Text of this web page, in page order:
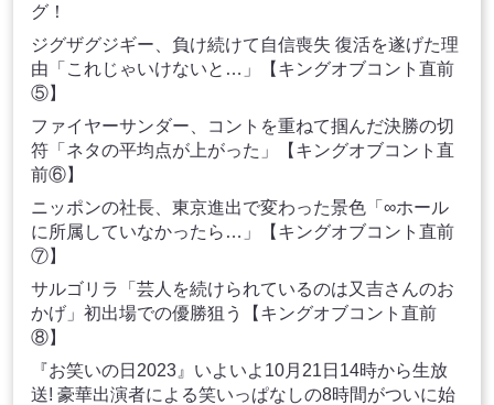
グ！
ジグザグジギー、負け続けて自信喪失 復活を遂げた理
由「これじゃいけないと…」【キングオブコント直前
⑤】
ファイヤーサンダー、コントを重ねて掴んだ決勝の切
符「ネタの平均点が上がった」【キングオブコント直
前⑥】
ニッポンの社長、東京進出で変わった景色「∞ホール
に所属していなかったら…」【キングオブコント直前
⑦】
サルゴリラ「芸人を続けられているのは又吉さんのお
かげ」初出場での優勝狙う【キングオブコント直前
⑧】
『お笑いの日2023』いよいよ10月21日14時から生放
送! 豪華出演者による笑いっぱなしの8時間がついに始